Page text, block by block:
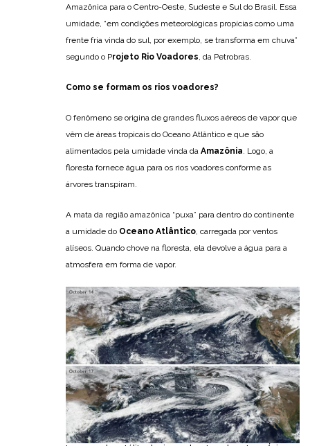
Amazônica para o Centro-Oeste, Sudeste e Sul do Brasil. Essa
umidade, “em condições meteorológicas propícias como uma
frente fria vinda do sul, por exemplo, se transforma em chuva”
segundo o Projeto Rio Voadores, da Petrobras.
Como se formam os rios voadores?
O fenômeno se origina de grandes fluxos aéreos de vapor que
vêm de áreas tropicais do Oceano Atlântico e que são
alimentados pela umidade vinda da Amazônia. Logo, a
floresta fornece água para os rios voadores conforme as
árvores transpiram.
A mata da região amazônica “puxa” para dentro do continente
a umidade do Oceano Atlântico, carregada por ventos
alíseos. Quando chove na floresta, ela devolve a água para a
atmosfera em forma de vapor.